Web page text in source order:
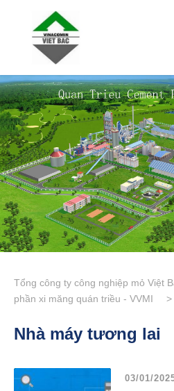
Tổng công ty công nghiệp mỏ Việt
phần xi măng quán triều - VVMI
>
Nhà máy tương lai
03/01/